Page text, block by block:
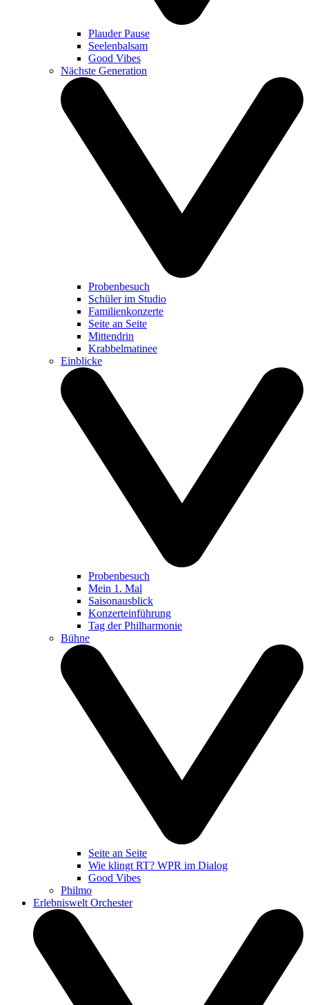
Plauder Pause
Seelenbalsam
Good Vibes
Nächste Generation
Probenbesuch
Schüler im Studio
Familienkonzerte
Seite an Seite
Mittendrin
Krabbelmatinee
Einblicke
Probenbesuch
Mein 1. Mal
Saisonausblick
Konzerteinführung
Tag der Philharmonie
Bühne
Seite an Seite
Wie klingt RT? WPR im Dialog
Good Vibes
Philmo
Erlebniswelt Orchester